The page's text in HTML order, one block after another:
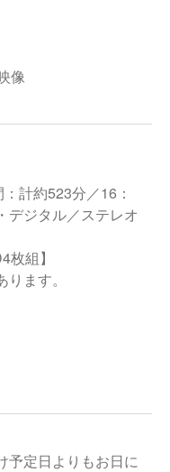
像
計約523分／16：
ジタル／ステレオ
枚組】
ます。
予定日よりもお日に